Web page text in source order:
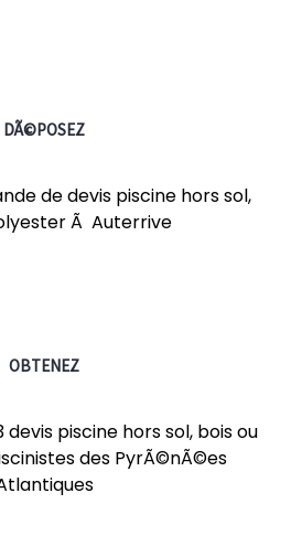
DÃ©POSEZ
de devis piscine hors sol,
Ã Auterrive
OBTENEZ
piscine hors sol, bois ou
des PyrÃ©nÃ©es